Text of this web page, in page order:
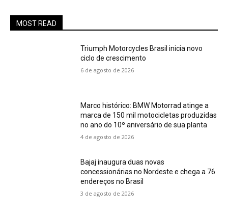
MOST READ
Triumph Motorcycles Brasil inicia novo
ciclo de crescimento
6 de agosto de 2026
Marco histórico: BMW Motorrad atinge a
marca de 150 mil motocicletas produzidas
no ano do 10º aniversário de sua planta
4 de agosto de 2026
Bajaj inaugura duas novas
concessionárias no Nordeste e chega a 76
endereços no Brasil
3 de agosto de 2026